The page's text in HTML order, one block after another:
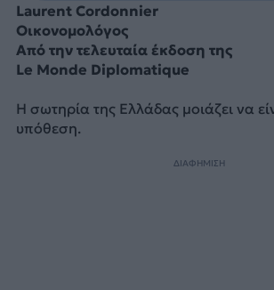
Laurent Cordonnier
Οικονομολόγος
Από την τελευταία έκδοση της
Le Monde Diplomatique
Η σωτηρία της Ελλάδας μοιάζει να
υπόθεση.
ΔΙΑΦΗΜΙΣΗ